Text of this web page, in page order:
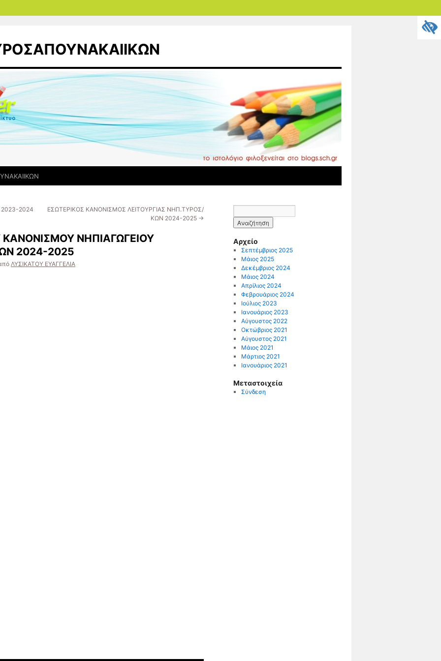
2023-2024
ΕΣΩΤΕΡΙΚΟΣ ΚΑΝΟΝΙΣΜΟΣ ΛΕΙΤΟΥΡΓΙΑΣ ΝΗΠ.ΤΥΡΟΣ/
ΚΩΝ 2024-2025 →
ΚΑΝΟΝΙΣΜΟΥ ΝΗΠΙΑΓΩΓΕΙΟΥ
2024-2025
ΛΥΣΙΚΑΤΟΥ ΕΥΑΓΓΕΛΙΑ
Αρχείο
Σεπτέμβριος 2025
Μάιος 2025
Δεκέμβριος 2024
Μάιος 2024
Απρίλιος 2024
Φεβρουάριος 2024
Ιούλιος 2023
Ιανουάριος 2023
Αύγουστος 2022
Οκτώβριος 2021
Αύγουστος 2021
Μάιος 2021
Μάρτιος 2021
Ιανουάριος 2021
Μεταστοιχεία
Σύνδεση